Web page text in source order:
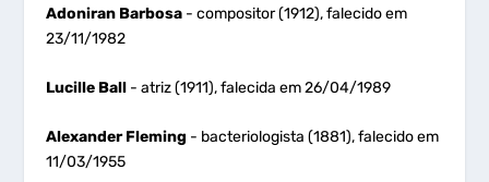
Adoniran Barbosa - compositor (1912), falecido em
23/11/1982
Lucille Ball - atriz (1911), falecida em 26/04/1989
Alexander Fleming - bacteriologista (1881), falecido em
11/03/1955